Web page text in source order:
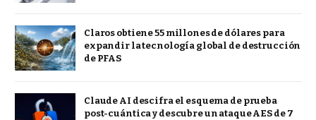
Claros obtiene 55 millones de dólares para
expandir la tecnología global de destrucción
de PFAS
Claude AI descifra el esquema de prueba
post-cuántica y descubre un ataque AES de 7